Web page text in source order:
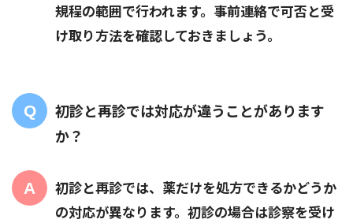
規程の範囲で行われます。事前連絡で可否と受
け取り方法を確認しておきましょう。
初診と再診では対応が違うことがあります
か？
初診と再診では、薬だけを処方できるかどうか
の対応が異なります。初診の場合は診察を受け